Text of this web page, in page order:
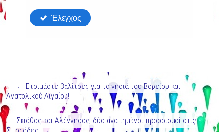
← Ετοιμάστε βαλίτσες για τα νησιά του Βορείου και
Ανατολικού Αιγαίου!
Σκιάθος και Αλόννησος, δύο αγαπημένοι προορισμοί στις